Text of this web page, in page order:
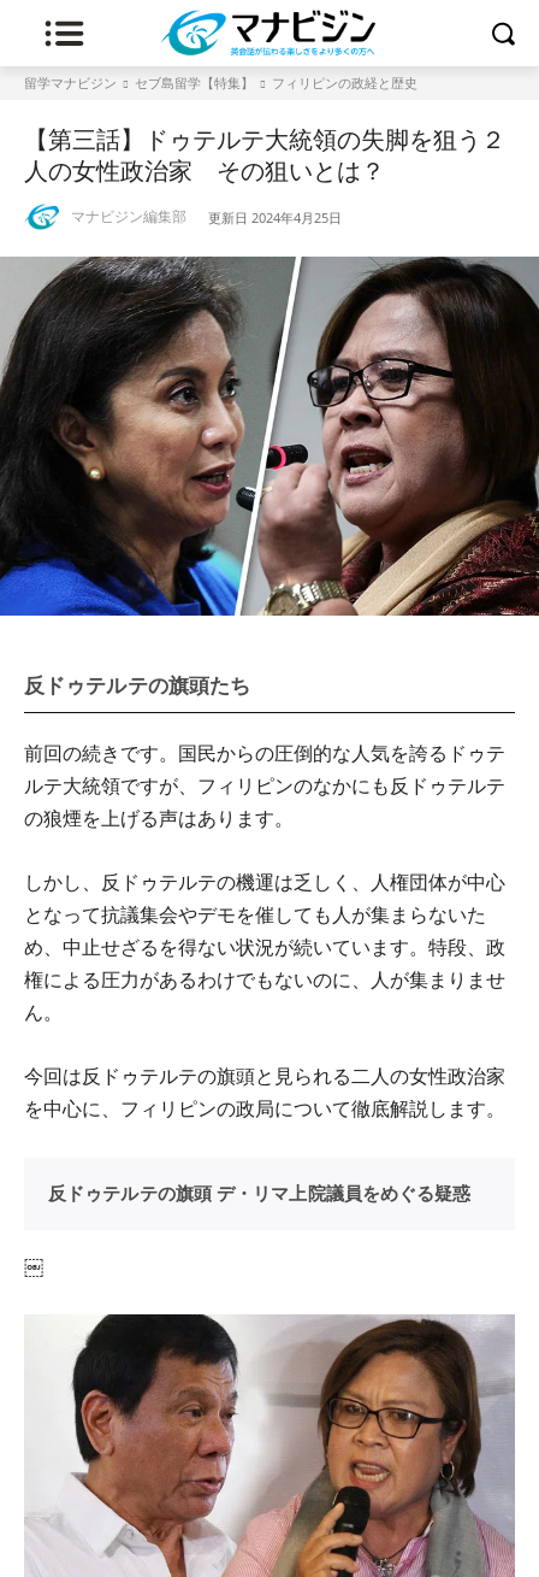
留学マナビジン セブ島留学【特集】 フィリピンの政経と歴史
【第三話】ドゥテルテ大統領の失脚を狙う２
人の女性政治家 その狙いとは？
マナビジン編集部 更新日 2024年4月25日
反ドゥテルテの旗頭たち
前回の続きです。国民からの圧倒的な人気を誇るドゥテ
ルテ大統領ですが、フィリピンのなかにも反ドゥテルテ
の狼煙を上げる声はあります。
しかし、反ドゥテルテの機運は乏しく、人権団体が中心
となって抗議集会やデモを催しても人が集まらないた
め、中止せざるを得ない状況が続いています。特段、政
権による圧力があるわけでもないのに、人が集まりませ
ん。
今回は反ドゥテルテの旗頭と見られる二人の女性政治家
を中心に、フィリピンの政局について徹底解説します。
反ドゥテルテの旗頭 デ・リマ上院議員をめぐる疑惑
￼